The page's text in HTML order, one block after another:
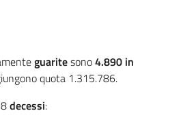
guaritesono4.890 in
quota 1.315.786.
decessi: